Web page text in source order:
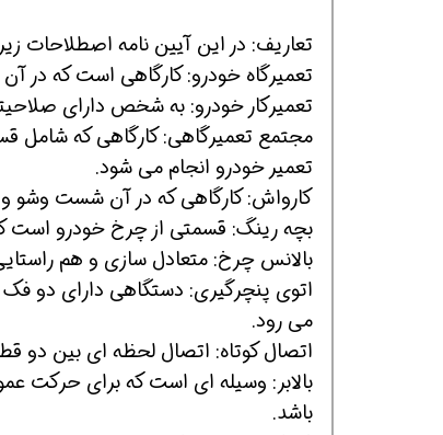
تعاریف: در این آیین نامه اصطلاحات
تعمیرگاه خودرو: کارگاهی است که در
تعمیرکار خودرو: به شخص دارای
مجتمع تعمیرگاهی: کارگاهی که شامل
تعمیر خودرو انجام می شود.
کارواش: کارگاهی که در آن شست وشو
بچه رینگ: قسمتی از چرخ خودرو است
بالانس چرخ: متعادل سازی و هم
اتوی پنچرگیری: دستگاهی دارای دو فک
می رود.
اتصال کوتاه: اتصال لحظه ای بین دو
بالابر: وسیله ای است که برای حرکت
باشد.